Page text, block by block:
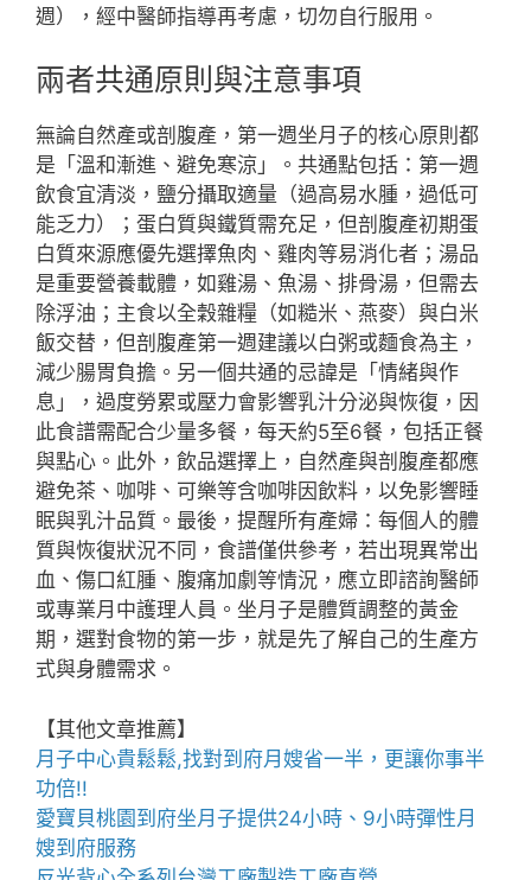
週），經中醫師指導再考慮，切勿自行服用。
兩者共通原則與注意事項
無論自然產或剖腹產，第一週坐月子的核心原則都
是「溫和漸進、避免寒涼」。共通點包括：第一週
飲食宜清淡，鹽分攝取適量（過高易水腫，過低可
能乏力）；蛋白質與鐵質需充足，但剖腹產初期蛋
白質來源應優先選擇魚肉、雞肉等易消化者；湯品
是重要營養載體，如雞湯、魚湯、排骨湯，但需去
除浮油；主食以全穀雜糧（如糙米、燕麥）與白米
飯交替，但剖腹產第一週建議以白粥或麵食為主，
減少腸胃負擔。另一個共通的忌諱是「情緒與作
息」，過度勞累或壓力會影響乳汁分泌與恢復，因
此食譜需配合少量多餐，每天約5至6餐，包括正餐
與點心。此外，飲品選擇上，自然產與剖腹產都應
避免茶、咖啡、可樂等含咖啡因飲料，以免影響睡
眠與乳汁品質。最後，提醒所有產婦：每個人的體
質與恢復狀況不同，食譜僅供參考，若出現異常出
血、傷口紅腫、腹痛加劇等情況，應立即諮詢醫師
或專業月中護理人員。坐月子是體質調整的黃金
期，選對食物的第一步，就是先了解自己的生產方
式與身體需求。
【其他文章推薦】
月子中心貴鬆鬆,找對到府月嫂省一半，更讓你事半
功倍!!
愛寶貝桃園到府坐月子提供24小時、9小時彈性月
嫂到府服務